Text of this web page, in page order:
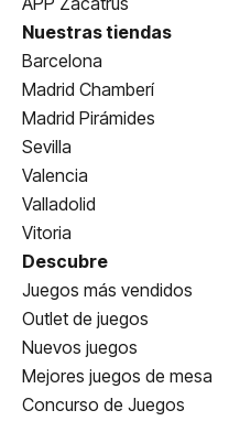
Nuestras tiendas
Barcelona
Madrid Chamberí
Madrid Pirámides
Sevilla
Valencia
Valladolid
Vitoria
Descubre
Juegos más vendidos
Outlet de juegos
Nuevos juegos
Mejores juegos de mesa
Concurso de Juegos